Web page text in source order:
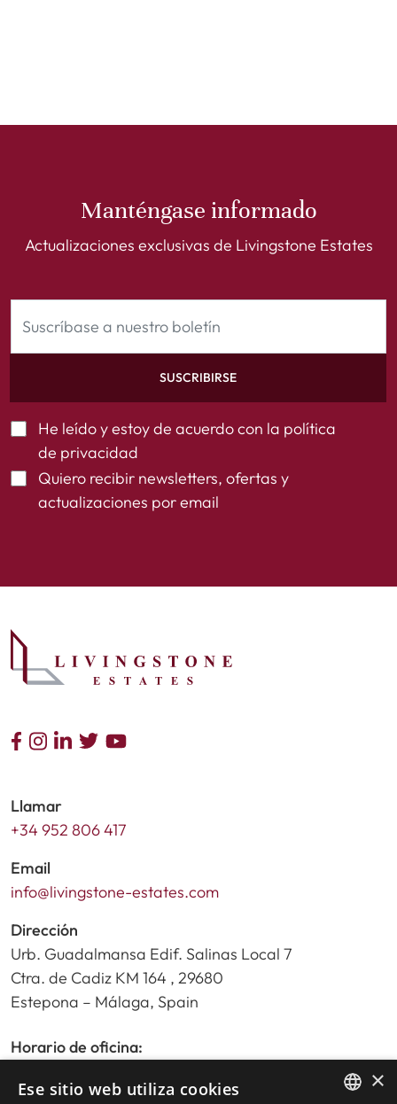
Manténgase informado
Actualizaciones exclusivas de Livingstone Estates
SUSCRIBIRSE
He leído y estoy de acuerdo con la política
de privacidad
Quiero recibir newsletters, ofertas y
actualizaciones por email
Llamar
+34 952 806 417
Email
info@livingstone-estates.com
Dirección
Urb. Guadalmansa Edif. Salinas Local 7
Ctra. de Cadiz KM 164 , 29680
Estepona – Málaga, Spain
Horario de oficina:
Sábados y festivos de 10:00am a 14:00pm
×
Ese sitio web utiliza cookies